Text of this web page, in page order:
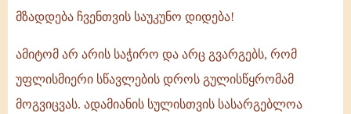
მზადდება ჩვენთვის საუკუნო დიდება!
ამიტომ არ არის საჭირო და არც გვარგებს, რომ
უფლისმიერი სწავლების დროს გულისწყრომამ
მოგვიცვას. ადამიანის სულისთვის სასარგებლოა